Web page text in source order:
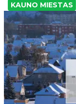
KAUNO MIESTAS